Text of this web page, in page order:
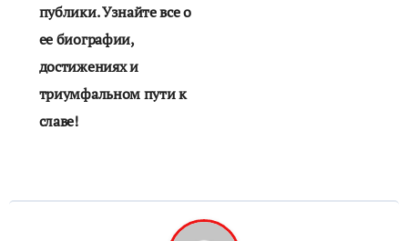
публики. Узнайте все о
ее биографии,
достижениях и
триумфальном пути к
славе!